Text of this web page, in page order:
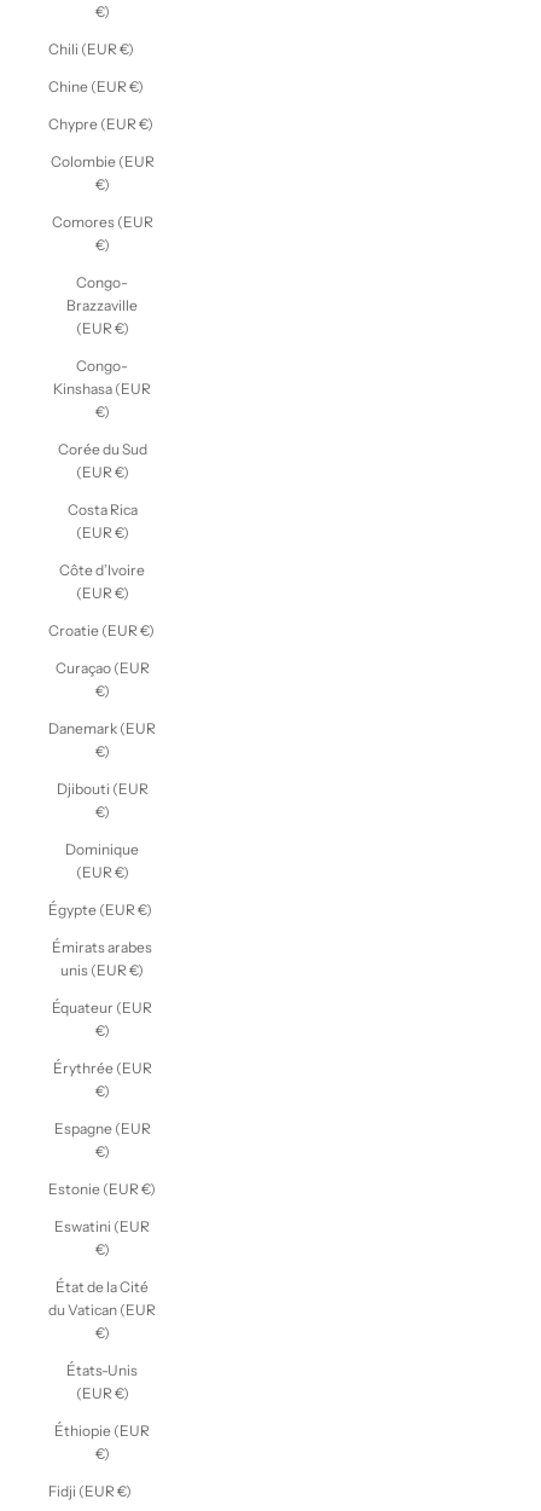
€)
Chili (EUR €)
Chine (EUR €)
Chypre (EUR €)
Colombie (EUR
€)
Comores (EUR
€)
Congo-
Brazzaville
(EUR €)
Congo-
Kinshasa (EUR
€)
Corée du Sud
(EUR €)
Costa Rica
(EUR €)
Côte d’Ivoire
(EUR €)
Croatie (EUR €)
Curaçao (EUR
€)
Danemark (EUR
€)
Djibouti (EUR
€)
Dominique
(EUR €)
Égypte (EUR €)
Émirats arabes
unis (EUR €)
Équateur (EUR
€)
Érythrée (EUR
€)
Espagne (EUR
€)
Estonie (EUR €)
Eswatini (EUR
€)
État de la Cité
du Vatican (EUR
€)
États-Unis
(EUR €)
Éthiopie (EUR
€)
Fidji (EUR €)